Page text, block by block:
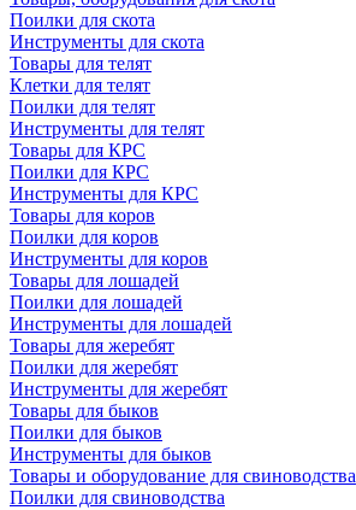
Поилки для скота
Инструменты для скота
Товары для телят
Клетки для телят
Поилки для телят
Инструменты для телят
Товары для КРС
Поилки для КРС
Инструменты для КРС
Товары для коров
Поилки для коров
Инструменты для коров
Товары для лошадей
Поилки для лошадей
Инструменты для лошадей
Товары для жеребят
Поилки для жеребят
Инструменты для жеребят
Товары для быков
Поилки для быков
Инструменты для быков
Товары и оборудование для свиноводства
Поилки для свиноводства